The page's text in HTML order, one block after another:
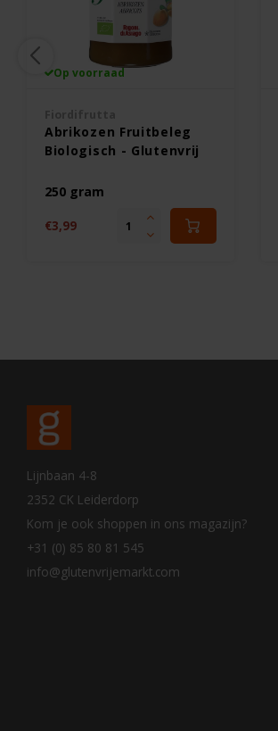
Op voorraad
Abrikozen Fruitbeleg
Biologisch - Glutenvrij
250 gram
€3,99
Lijnbaan 4-8
2352 CK Leiderdorp
Kom je ook shoppen in ons magazijn?
+31 (0) 85 80 81 545
info@glutenvrijemarkt.com